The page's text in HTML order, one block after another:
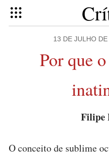
13 DE JULHO
Por que
Filipe
O conceito de sublime